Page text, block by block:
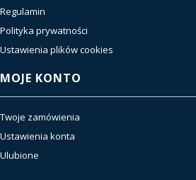
Regulamin
Polityka prywatności
Ustawienia plików cookies
MOJE KONTO
Twoje zamówienia
Ustawienia konta
Ulubione